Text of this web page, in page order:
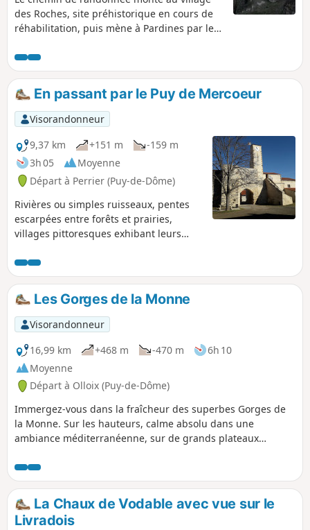
des Roches, site préhistorique en cours de
réhabilitation, puis mène à Pardines par le
belle forêt d'acacias. On pourra y découvrir
l'affleurement d'anciennes sédimentations
lacustres, les Lahres.
En passant par le Puy de Mercoeur
Visorandonneur
9,37 km
+151 m
-159 m
3h 05
Moyenne
Départ à Perrier (Puy-de-Dôme)
Rivières ou simples ruisseaux, pentes
escarpées entre forêts et prairies,
villages pittoresques exhibant leurs
c'est l'Auvergne des volcans.
Les Gorges de la Monne
Visorandonneur
16,99 km
+468 m -470 m
6h 10
Moyenne
Départ à Olloix (Puy-de-Dôme)
Immergez-vous dans la fraîcheur des superbes Gorges de
la Monne. Sur les hauteurs, calme absolu dans une
ambiance méditerranéenne, sur de grands plateaux
d'aujourd'hui : l'Allée Couverte de la Grotte et l'Abbaye de
Notre-Dame de Randol (moderne). Attention, dans les
gorges, sentier étroit et glissant muni, par endroits, d'une
corde.La Chaux de Vodable avec vue sur le
Livradois